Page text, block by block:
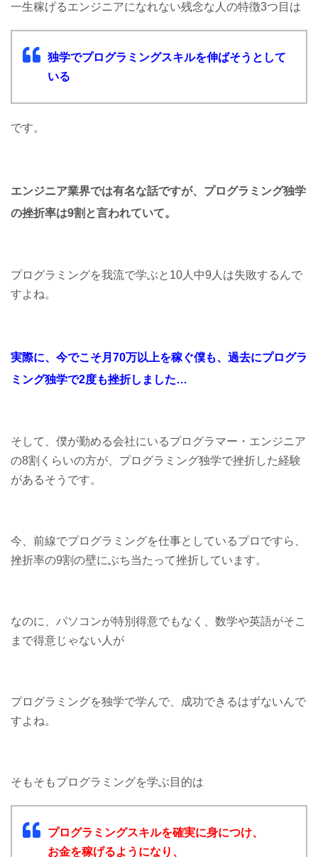
一生稼げるエンジニアになれない残念な人の特徴3つ目は
独学でプログラミングスキルを伸ばそうとして
いる
です。
エンジニア業界では有名な話ですが、 プログラミング独学
の挫折率は9割と言われていて。
プログラミングを我流で学ぶと10人中9人は失敗するんで
すよね。
実際に、 今でこそ月70万以上を稼ぐ僕も、 過去にプログラ
ミング独学で2度も挫折しました…
そして、僕が勤める会社にいるプログラマー・エンジニア
の8割くらいの方が、プログラミング独学で挫折した経験
があるそうです。
今、前線でプログラミングを仕事としているプロですら、
挫折率の9割の壁にぶち当たって挫折しています。
なのに、パソコンが特別得意でもなく、数学や英語がそこ
まで得意じゃない人が
プログラミングを独学で学んで、成功できるはずないんで
すよね。
そもそもプログラミングを学ぶ目的は
プログラミングスキルを確実に身につけ、
お金を稼げるようになり、